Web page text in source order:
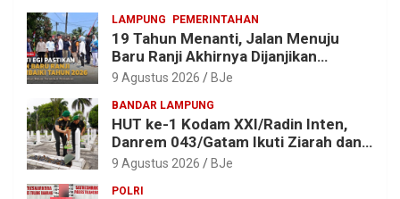
LAMPUNG PEMERINTAHAN
19 Tahun Menanti, Jalan Menuju
Baru Ranji Akhirnya Dijanjikan
Diperbaiki Tahun 2026
9 Agustus 2026 BJe
BANDAR LAMPUNG
HUT ke-1 Kodam XXI/Radin Inten,
Danrem 043/Gatam Ikuti Ziarah dan
Bakti Kesehatan
9 Agustus 2026 BJe
POLRI